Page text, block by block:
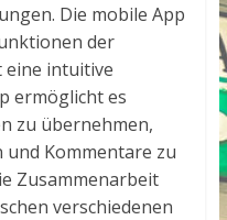
Die mobile App
der
eine intuitive
ermöglicht es
zu übernehmen,
Kommentare zu
Zusammenarbeit
verschiedenen